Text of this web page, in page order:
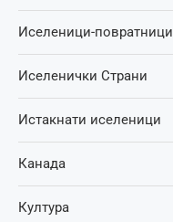
Иселеници-повратници
Иселенички Страни
Истакнати иселеници
Канада
Култура